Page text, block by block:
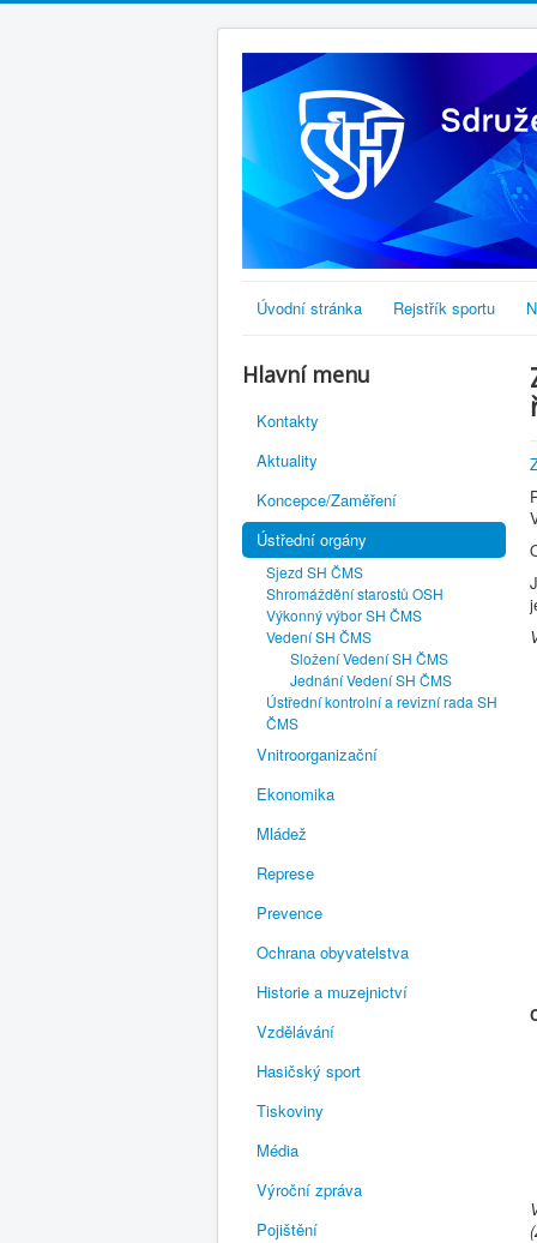
Úvodní stránka Rejstřík sportu
Hlavní menu
Kontakty
Aktuality
Koncepce/Zaměření
Ústřední orgány
Sjezd SH ČMS
Shromáždění starostů OSH
Výkonný výbor SH ČMS
Vedení SH ČMS
Složení Vedení SH ČMS
Jednání Vedení SH ČMS
Ústřední kontrolní a revizní rada SH
ČMS
Vnitroorganizační
Ekonomika
Mládež
Represe
Prevence
Ochrana obyvatelstva
Historie a muzejnictví
Vzdělávání
Hasičský sport
Tiskoviny
Média
Výroční zpráva
Pojištění